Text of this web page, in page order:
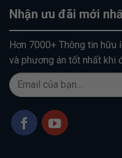
Nhận ưu đãi mới
Hơn 7000+ Thông tin hữu
và phương án tốt nhất khi